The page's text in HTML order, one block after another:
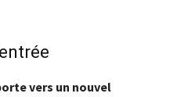
vers un nouvel